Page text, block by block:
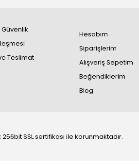
Teslimat
Hesabım
Siparişlerim
Alışveriş Sepetim
Beğendiklerim
Blog
SSL sertifikası ile korunmaktadır.